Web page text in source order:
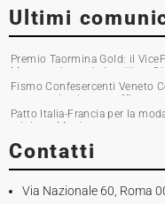
Ultimi
Premio Taormina Gold: il
Musumeci premia la stilista
Fismo Confesercenti Veneto
commercianti su tre
Patto Italia-Francia per la
ministro Martin
Contatti
Via Nazionale 60, Roma